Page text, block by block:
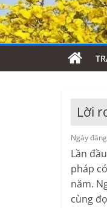
Lời
Ngày
Lần
pháp
năm.
cùng